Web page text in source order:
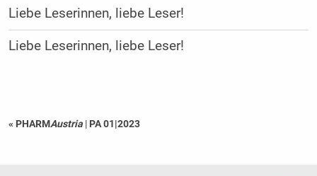
Liebe Leserinnen, liebe Leser!
Liebe Leserinnen, liebe Leser!
« PHARMAustria | PA 01|2023